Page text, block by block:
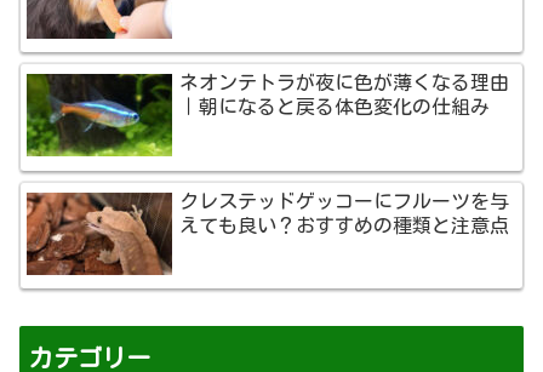
ネオンテトラが夜に色が薄くなる理由
｜朝になると戻る体色変化の仕組み
クレステッドゲッコーにフルーツを与
えても良い？おすすめの種類と注意点
カテゴリー